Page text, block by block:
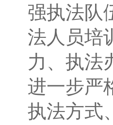
强执法队
法人员培
力、执法
进一步严
执法方式